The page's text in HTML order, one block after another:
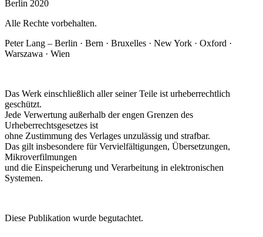
Berlin 2020
Alle Rechte vorbehalten.
Peter Lang – Berlin · Bern · Bruxelles · New York · Oxford ·
Warszawa · Wien
Das Werk einschließlich aller seiner Teile ist urheberrechtlich
geschützt.
Jede Verwertung außerhalb der engen Grenzen des
Urheberrechtsgesetzes ist
ohne Zustimmung des Verlages unzulässig und strafbar.
Das gilt insbesondere für Vervielfältigungen, Übersetzungen,
Mikroverfilmungen
und die Einspeicherung und Verarbeitung in elektronischen
Systemen.
Diese Publikation wurde begutachtet.